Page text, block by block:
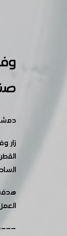
دمشق 2/
زار